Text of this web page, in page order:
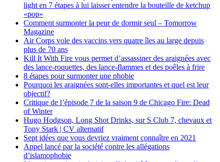
light en 7 étapes à lui laisser entendre la bouteille de ketchup
«pop»
Comment surmonter la peur de dormir seul – Tomorrow
Magazine
Air Corps vole des vaccins vers quatre îles au large depuis
plus de 70 ans
Kill It With Fire vous permet d’assassiner des araignées avec
des lance-roquettes, des lance-flammes et des poêles à frire
8 étapes pour surmonter une phobie
Pourquoi les araignées sont-elles importantes et quel est leur
objectif?
Critique de l’épisode 7 de la saison 9 de Chicago Fire: Dead
of Winter
Hugo Hodgson, Long Shot Drinks, sur S Club 7, chevaux et
Tony Stark | CV alternatif
Sept idées que vous devriez vraiment connaître en 2021
Appel lancé par la société contre les allégations
d’islamophobie